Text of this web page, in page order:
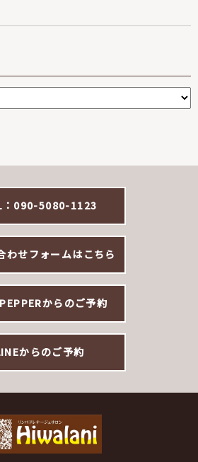
：090-5080-1123
わせフォームはこちら
からのご予約
からのご予約